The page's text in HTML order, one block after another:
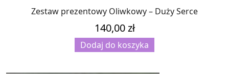
Zestaw prezentowy Oliwkowy – Duży Serce
140,00zł
Dodaj do koszyka